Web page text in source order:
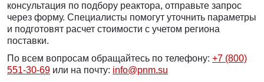
консультация по подбору реактора, отправьте запрос
через форму. Специалисты помогут уточнить параметры
и подготовят расчет стоимости с учетом региона
поставки.
По всем вопросам обращайтесь по телефону: +7 (800)
551-30-69 или на почту: info@pnm.su